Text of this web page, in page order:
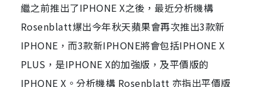
繼之前推出了IPHONE X之後，最近分析機構
Rosenblatt爆出今年秋天蘋果會再次推出3款新
IPHONE，而3款新IPHONE將會包括IPHONE X
PLUS，是IPHONE X的加強版，及平價版的
IPHONE X。分析機構 Rosenblatt 亦指出平價版